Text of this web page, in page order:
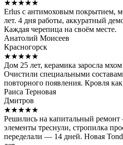
★★★★★
Erlus с антимоховым покрытием,
лет. 4 дня работы, аккуратный
Каждая черепица на своём месте.
Анатолий Моисеев
Красногорск
★★★★★
Дом 25 лет, керамика заросла
Очистили специальными
повторного появления. Кровля
Раиса Терновая
Дмитров
★★★★★
Решились на капитальный
элементы треснули, стропилка
переделали — 14 дней. Новая